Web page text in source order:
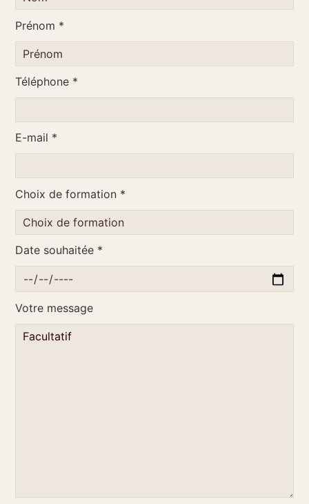
Prénom *
Téléphone *
E-mail *
Choix de formation *
Date souhaitée *
Votre message